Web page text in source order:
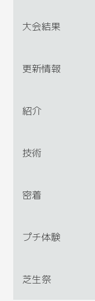
大会結果
更新情報
紹介
技術
密着
プチ体験
芝生祭